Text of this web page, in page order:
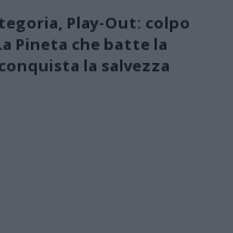
Play-Out: colpo
Pineta che batte la
la salvezza